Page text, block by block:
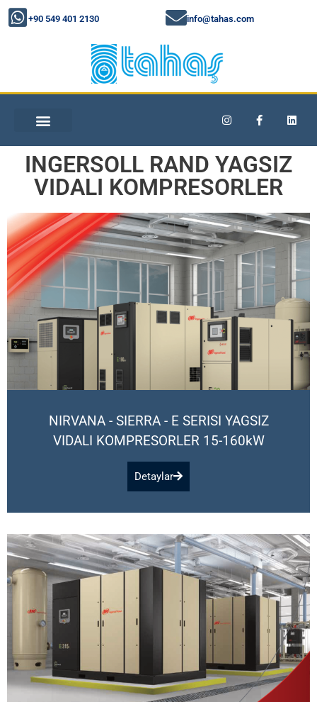
+90 549 401 2130 info@tahas.com
INGERSOLL RAND YAGSIZ
VIDALI KOMPRESORLER
NIRVANA - SIERRA - E SERISI YAGSIZ
VIDALI KOMPRESORLER 15-160kW
Detaylar